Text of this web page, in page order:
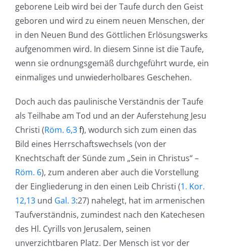
geborene Leib wird bei der Taufe durch den Geist
geboren und wird zu einem neuen Menschen, der
in den Neuen Bund des Göttlichen Erlösungswerks
aufgenommen wird. In diesem Sinne ist die Taufe,
wenn sie ordnungsgemäß durchgeführt wurde, ein
einmaliges und unwiederholbares Geschehen.
Doch auch das paulinische Verständnis der Taufe
als Teilhabe am Tod und an der Auferstehung Jesu
Christi (Röm. 6,3f), wodurch sich zum einen das
Bild eines Herrschaftswechsels (von der
Knechtschaft der Sünde zum „Sein in Christus“ –
Röm. 6), zum anderen aber auch die Vorstellung
der Eingliederung in den einen Leib Christi (1. Kor.
12,13 und Gal. 3:27) nahelegt, hat im armenischen
Taufverständnis, zumindest nach den Katechesen
des Hl. Cyrills von Jerusalem, seinen
unverzichtbaren Platz. Der Mensch ist vor der